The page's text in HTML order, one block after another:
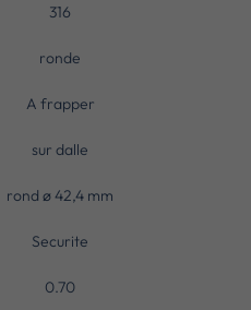
316
ronde
A frapper
sur dalle
rond ø 42,4 mm
Securite
0.70